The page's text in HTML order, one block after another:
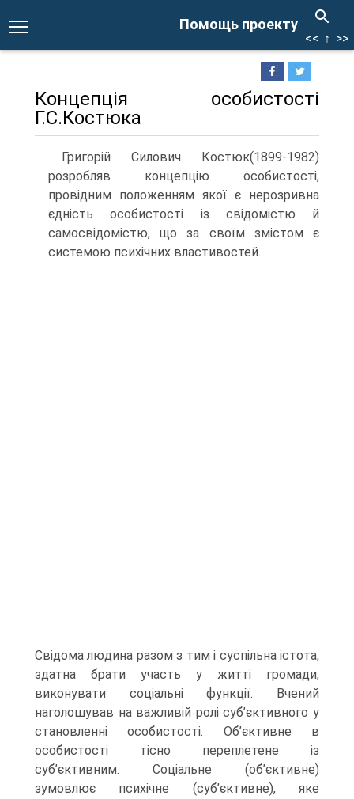
Помощь проекту
<< ↑ >>
Концепція особистості
Г.С.Костюка
Григорій Силович Костюк(1899-1982)
розробляв концепцію осо­бистості,
провідним положенням якої є нерозривна
єдність особистості із свідомістю й
самосвідомістю, що за своїм змістом є
системою психі­чних властивостей.
Свідома людина разом з тим і суспільна істота,
здатна брати участь у житті громади,
виконувати соціальні функції. Вче­ний
наголошував на важливій ролі суб’єктивного у
становленні особистос­ті. Об’єктивне в
особистості тісно переплетене із
суб’єктивним. Соціальне (об’єктивне)
зумовлює психічне (суб’єктивне), яке